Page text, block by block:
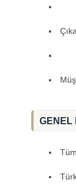
GENEL